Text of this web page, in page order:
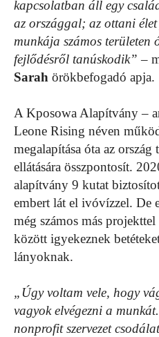
kapcsolatban áll egy
az országgal; az ottani
munkája számos területen
fejlődésről tanúskodik” –
Sarah örökbefogadó apja.
A Kposowa Alapítvány –
Leone Rising néven
megalapítása óta az
ellátására összpontosít.
alapítvány 9 kutat
embert lát el ivóvízzel. De
még számos más
között igyekeznek
lányoknak.
„Úgy voltam vele, hogy
vagyok elvégezni a
nonprofit szervezet